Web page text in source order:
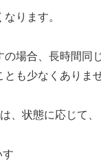
ります。
の場合、長時間同
も少なくありませ
、状態に応じて、
す